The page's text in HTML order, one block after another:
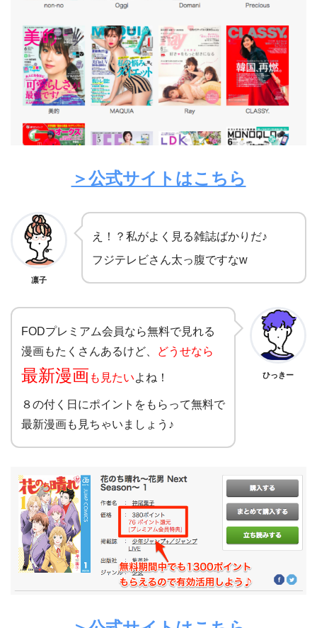
＞公式サイトはこちら
凛子
え！？私がよく見る雑誌ばかりだ♪
フジテレビさん太っ腹ですなw
FODプレミアム会員なら無料で見れる
漫画もたくさんあるけど、
どうせなら
最新漫画 も見たいよね！
８の付く日にポイントをもらって無料で
最新漫画も見ちゃいましょう♪
ひっきー